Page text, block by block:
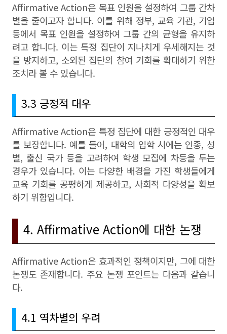
Affirmative Action은 목표 인원을 설정하여 그룹 간차
별을 줄이고자 합니다. 이를 위해 정부, 교육 기관, 기업
등에서 목표 인원을 설정하여 그룹 간의 균형을 유지하
려고 합니다. 이는 특정 집단이 지나치게 우세해지는 것
을 방지하고, 소외된 집단의 참여 기회를 확대하기 위한
조치라 볼 수 있습니다.
3.3 긍정적 대우
Affirmative Action은 특정 집단에 대한 긍정적인 대우
를 보장합니다. 예를 들어, 대학의 입학 시에는 인종, 성
별, 출신 국가 등을 고려하여 학생 모집에 차등을 두는
경우가 있습니다. 이는 다양한 배경을 가진 학생들에게
교육 기회를 공평하게 제공하고, 사회적 다양성을 확보
하기 위함입니다.
4. Affirmative Action에 대한 논쟁
Affirmative Action은 효과적인 정책이지만, 그에 대한
논쟁도 존재합니다. 주요 논쟁 포인트는 다음과 같습니
다.
4.1 역차별의 우려